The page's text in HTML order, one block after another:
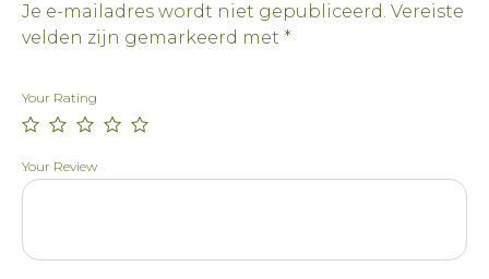
Je e-mailadres wordt niet gepubliceerd. Vereiste
velden zijn gemarkeerd met *
Your Rating
Your Review